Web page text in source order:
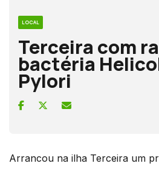
LOCAL
Terceira com
bactéria
Pylori
Arrancou na ilha Terceira um